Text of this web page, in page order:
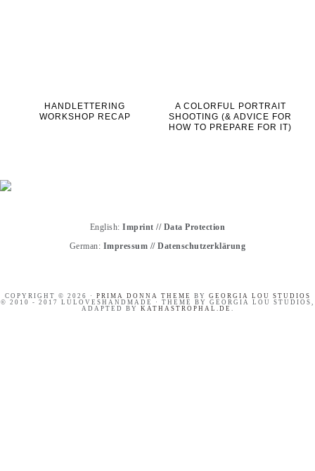
HANDLETTERING
WORKSHOP RECAP
A COLORFUL PORTRAIT
SHOOTING (& ADVICE FOR
HOW TO PREPARE FOR IT)
English:Imprint // Data Protection
German: Impressum //Datenschutzerklärung
COPYRIGHT © 2026 · PRIMA DONNA THEME BY GEORGIA LOU STUDIOS
© 2010 - 2017 LULOVESHANDMADE · THEME BY GEORGIA LOU STUDIOS,
ADAPTED BY KATHASTROPHAL.DE